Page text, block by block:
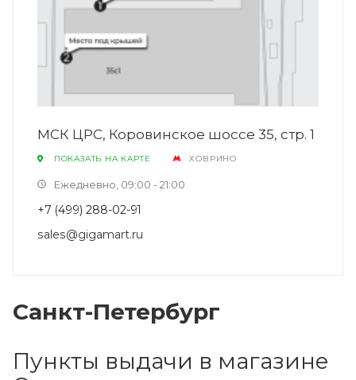
МСК ЦРС, Коровинское шоссе 35, стр. 1
ПОКАЗАТЬ НА КАРТЕ ХОВРИНО
Ежедневно, 09:00 - 21:00
+7 (499) 288-02-91
sales@gigamart.ru
Санкт-Петербург
Пункты выдачи в магазине